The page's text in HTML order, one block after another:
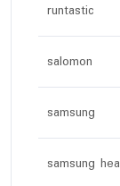
runtastic
salomon
samsung
samsung